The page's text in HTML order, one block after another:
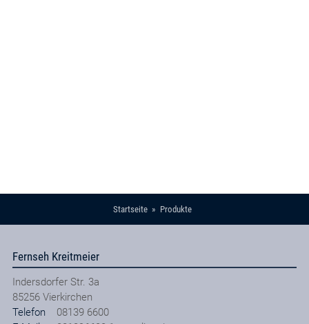
Startseite Produkte
Fernseh Kreitmeier
Indersdorfer Str. 3a
85256 Vierkirchen
Telefon
08139 6600